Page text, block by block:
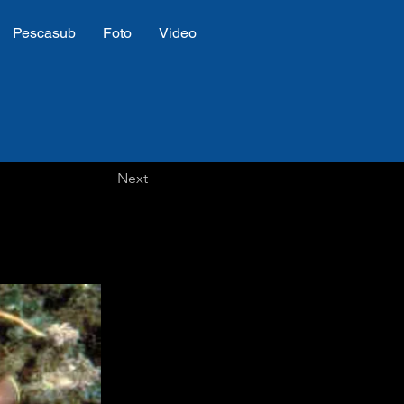
Pescasub Foto Video
Next